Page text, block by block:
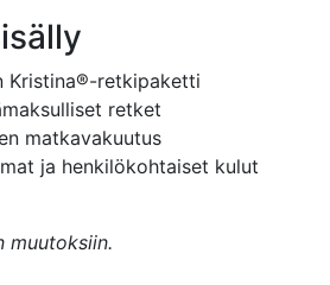
Kristina®-retkipaketti
retket
matkavakuutus
ja henkilökohtaiset kulut
muutoksiin.